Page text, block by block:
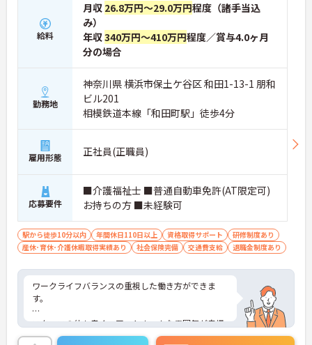
給料
月収 26.8万円～29.0万円程度（諸手当込
み）
年収340万円～410万円程度／賞与4.0ヶ月
分の場合
勤務地
神奈川県 横浜市保土ケ谷区 和田1-13-1 朋和
ビル201
相模鉄道本線「和田町駅」徒歩4分
雇用形態 正社員(正職員)
応募要件
■介護福祉士 ■普通自動車免許(AT限定可)
お持ちの方 ■未経験可
駅から徒歩10分以内 年間休日110日以上 資格取得サポート
研修制度あり
産休･育休･介護休暇取得実績あり
社会保険完備 交通費支給 退職金制度あり
ワークライフバランスの重視した働き方ができま
す。
スタッフの仲も良く、アットホームな雰囲気が自慢
です。